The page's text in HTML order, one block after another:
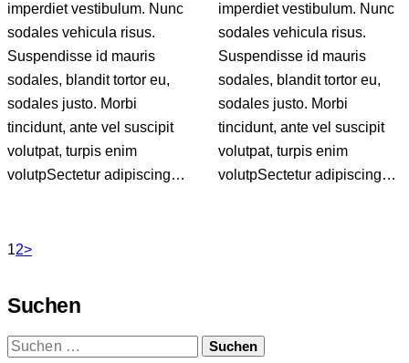
imperdiet vestibulum. Nunc
sodales vehicula risus.
Suspendisse id mauris
sodales, blandit tortor eu,
sodales justo. Morbi
tincidunt, ante vel suscipit
volutpat, turpis enim
volutpSectetur adipiscing…
imperdiet vestibulum. Nunc
sodales vehicula risus.
Suspendisse id mauris
sodales, blandit tortor eu,
sodales justo. Morbi
tincidunt, ante vel suscipit
volutpat, turpis enim
volutpSectetur adipiscing…
Seitennummerierung
der
Beiträge
Page
1Page
2>
Suchen
Suchen